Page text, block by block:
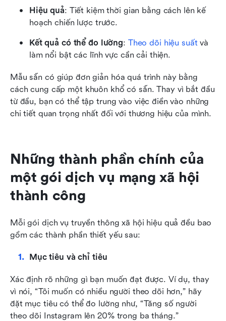
Hiệu quả: Tiết kiệm thời gian bằng cách lên kế
hoạch chiến lược trước.
Kết quả có thể đo lường: Theo dõi hiệu suất và
làm nổi bật các lĩnh vực cần cải thiện.
Mẫu sẵn có giúp đơn giản hóa quá trình này bằng
cách cung cấp một khuôn khổ có sẵn. Thay vì bắt đầu
từ đầu, bạn có thể tập trung vào việc điền vào những
chi tiết quan trọng nhất đối với thương hiệu của mình.
Những thành phần chính của
một gói dịch vụ mạng xã hội
thành công
Mỗi gói dịch vụ truyền thông xã hội hiệu quả đều bao
gồm các thành phần thiết yếu sau:
Mục tiêu và chỉ tiêu
Xác định rõ những gì bạn muốn đạt được. Ví dụ, thay
vì nói, “Tôi muốn có nhiều người theo dõi hơn,” hãy
đặt mục tiêu có thể đo lường như, “Tăng số người
theo dõi Instagram lên 20% trong ba tháng.”